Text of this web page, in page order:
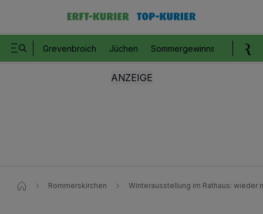
Grevenbroich Jüchen Sommergewinnspiel
Rommerskirchen Winterausstellung im Rathaus: wieder